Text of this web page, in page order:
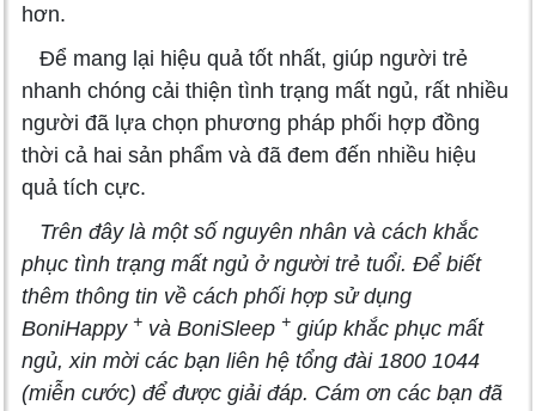
hơn.
Để mang lại hiệu quả tốt nhất, giúp người trẻ
nhanh chóng cải thiện tình trạng mất ngủ, rất nhiều
người đã lựa chọn phương pháp phối hợp đồng
thời cả hai sản phẩm và đã đem đến nhiều hiệu
quả tích cực.
Trên đây là một số nguyên nhân và cách khắc
phục tình trạng mất ngủ ở người trẻ tuổi. Để biết
thêm thông tin về cách phối hợp sử dụng
BoniHappy + và BoniSleep + giúp khắc phục mất
ngủ, xin mời các bạn liên hệ tổng đài 1800 1044
(miễn cước) để được giải đáp. Cám ơn các bạn đã